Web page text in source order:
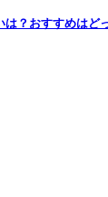
は？おすすめはど